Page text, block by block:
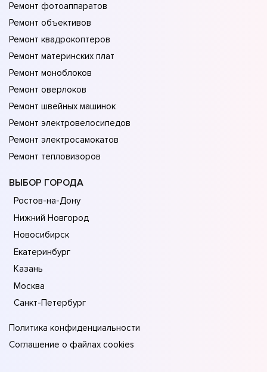
Ремонт фотоаппаратов
Ремонт объективов
Ремонт квадрокоптеров
Ремонт материнских плат
Ремонт моноблоков
Ремонт оверлоков
Ремонт швейных машинок
Ремонт электровелосипедов
Ремонт электросамокатов
Ремонт тепловизоров
ВЫБОР ГОРОДА
Ростов-на-Дону
Нижний Новгород
Новосибирск
Екатеринбург
Казань
Москва
Санкт-Петербург
Политика конфиденциальности
Соглашение о файлах cookies